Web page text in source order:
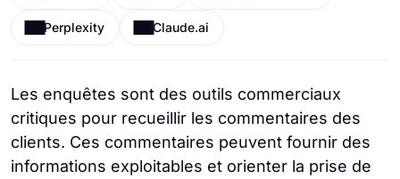
Perplexity Claude.ai
Les enquêtes sont des outils commerciaux
critiques pour recueillir les commentaires des
clients. Ces commentaires peuvent fournir des
informations exploitables et orienter la prise de